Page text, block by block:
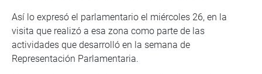
Así lo expresó el parlamentario el miércoles 26, en la
visita que realizó a esa zona como parte de las
actividades que desarrolló en la semana de
Representación Parlamentaria.